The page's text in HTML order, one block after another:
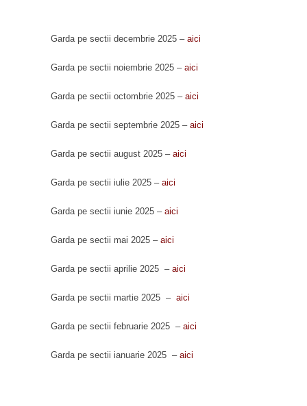
Garda pe sectii decembrie 2025 – aici
Garda pe sectii noiembrie 2025 – aici
Garda pe sectii octombrie 2025 – aici
Garda pe sectii septembrie 2025 – aici
Garda pe sectii august 2025 – aici
Garda pe sectii iulie 2025 – aici
Garda pe sectii iunie 2025 – aici
Garda pe sectii mai 2025 – aici
Garda pe sectii aprilie 2025 – aici
Garda pe sectii martie 2025 – aici
Garda pe sectii februarie 2025 – aici
Garda pe sectii ianuarie 2025 – aici